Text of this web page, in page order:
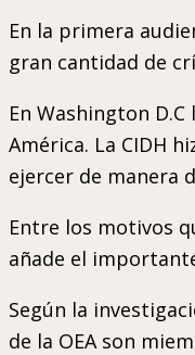
En la primera
gran cantidad de
En Washington
América. La CIDH
ejercer de manera
Entre los motivos
añade el
Según la
de la OEA son